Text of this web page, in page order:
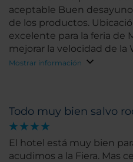
aceptable Buen
de los productos.
excelente para la feria de
mejorar la velocidad de la
Mostrar información
Todo muy bien salvo
El hotel está muy bien
acudimos a la Fiera. Mas